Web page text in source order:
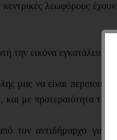
λεωφόρους
την εικόνα εγκατάλειψης!
μας να είναι
με προτεραιότητα τα
τον αντιδήμαρχο για :